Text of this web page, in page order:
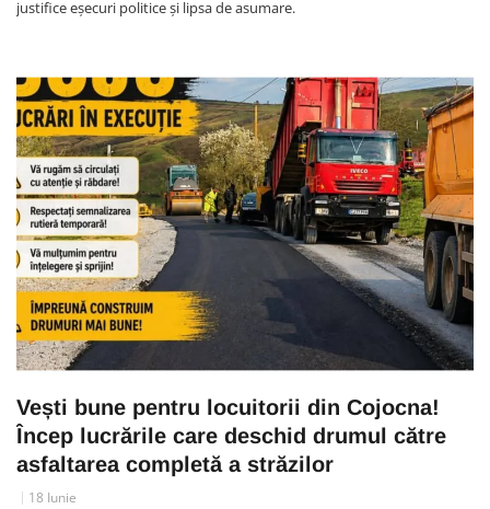
justifice eșecuri politice și lipsa de asumare.
Vești bune pentru locuitorii din Cojocna!
Încep lucrările care deschid drumul către
asfaltarea completă a străzilor
18 Iunie